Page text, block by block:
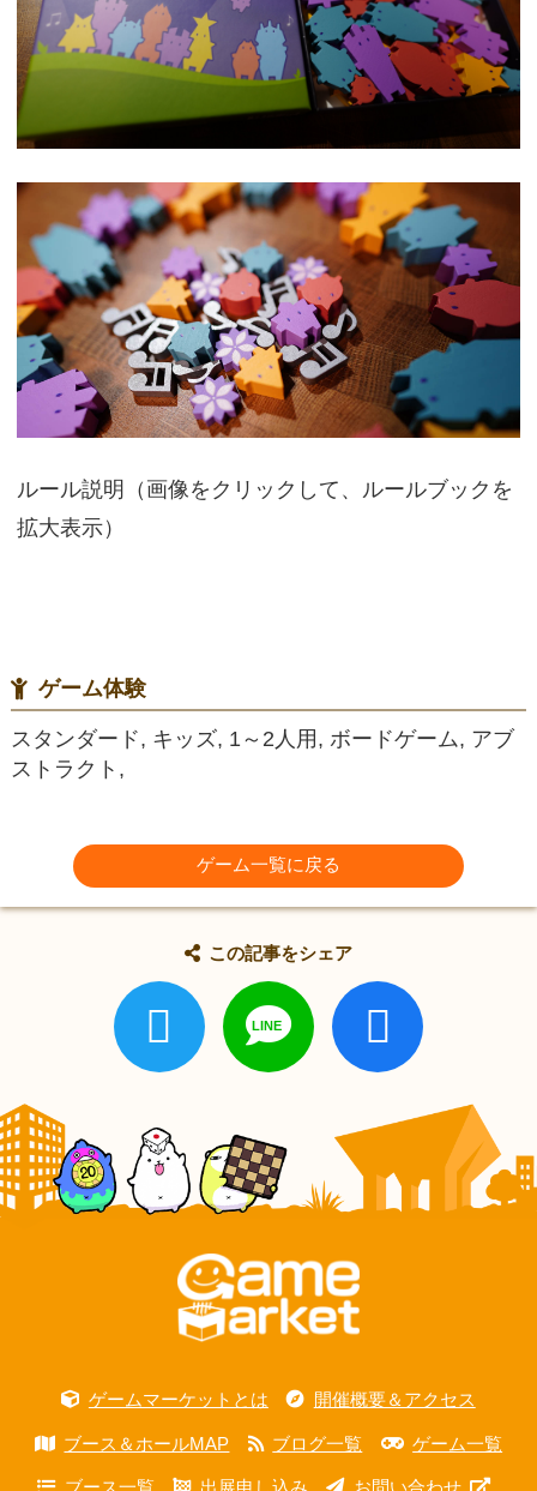
ルール説明（画像をクリックして、ルールブックを
拡大表示）
ゲーム体験
スタンダード, キッズ, 1～2人用, ボードゲーム, アブ
ストラクト,
ゲーム一覧に戻る
この記事をシェア
ゲームマーケットとは 開催概要＆アクセス
ブース＆ホールMAP ブログ一覧 ゲーム一覧
ブース一覧 出展申し込み お問い合わせ